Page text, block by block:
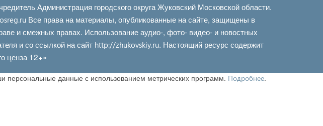
Администрация городского округа Жуковский Московской области.
Все права на материалы, опубликованные на сайте, защищены в
и смежных правах. Использование аудио-, фото- видео- и новостных
и со ссылкой на сайт http://zhukovskiy.ru. Настоящий ресурс содержит
ценза 12+»
персональные данные с использованием метрических программ. Подробнее.